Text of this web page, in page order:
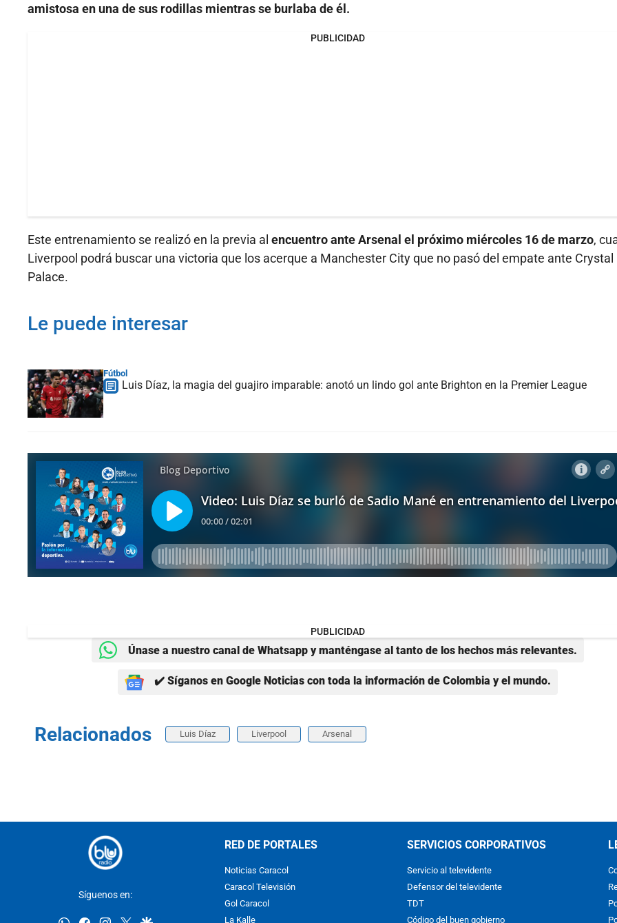
amistosa en una de sus rodillas mientras se burlaba de él.
PUBLICIDAD
Este entrenamiento se realizó en la previa al encuentro ante Arsenal el próximo miércoles 16 de marzo,
Liverpool podrá buscar una victoria que los acerque a Manchester City que no pasó del empate ante Crystal
Palace.
Le puede interesar
Fútbol
Luis Díaz, la magia del guajiro imparable: anotó un lindo gol ante Brighton en la Premier League
PUBLICIDAD
Únase a nuestro canal de Whatsapp y manténgase al tanto de los hechos más relevantes.
✔️ Síganos en Google Noticias con toda la información de Colombia y el mundo.
Relacionados Luis Díaz Liverpool Arsenal
Síguenos en:
RED DE PORTALES
Noticias Caracol
Caracol Televisión
Gol Caracol
La Kalle
SERVICIOS CORPORATIVOS
Servicio al televidente
Defensor del televidente
TDT
Código del buen gobierno